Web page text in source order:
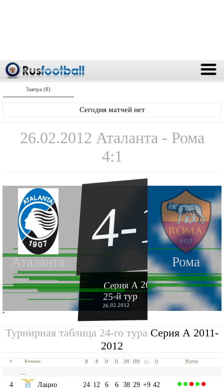
Завтра (8)
Сегодня матчей нет
26.02.2012 Аталанта - Рома
4:1
Аталанта Рома
4-1
Серия А 2011-2012
25-й тур
26.02.2012
''
Турнирная таблица 24-го тура Серия А 2011-
2012
# Команда И В Н П ЗМ ПМ +|- О Матчи
4
Лацио 24 12 6 6 38 29 +9 42